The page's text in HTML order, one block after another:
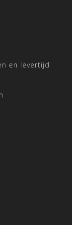
en levertijd